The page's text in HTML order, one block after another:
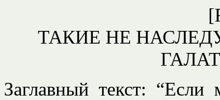
ТАКИЕ НЕ
Заглавный текст: